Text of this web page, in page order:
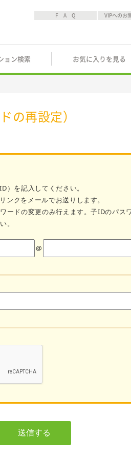
F A Q VIPへのお
ョン検索 お気に入りを見る
の再設定）
）を記入してください。
ンクをメールでお送りします。
ードの変更のみ行えます。子IDのパス
。
@